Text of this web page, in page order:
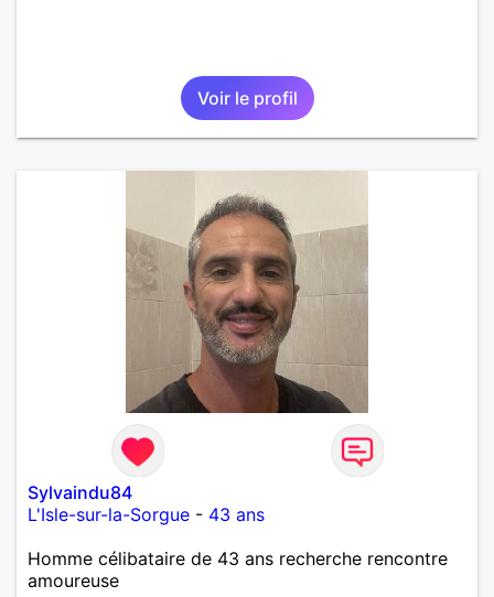
Voir le profil
Sylvaindu84
L'Isle-sur-la-Sorgue - 43 ans
Homme célibataire de 43 ans recherche rencontre
amoureuse